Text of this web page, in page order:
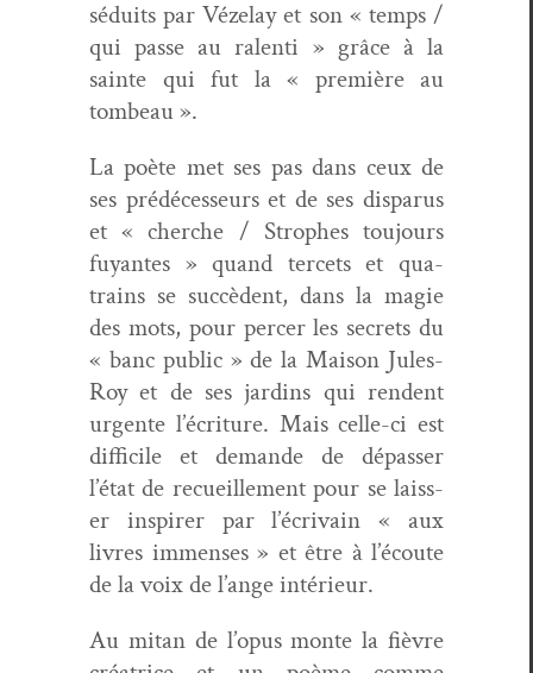
séduits par Véze­lay et son « temps /
qui passe au ralen­ti » grâce à la
sainte qui fut la « pre­mière au
tombeau ».
La poète met ses pas dans ceux de
ses prédécesseurs et de ses dis­parus
et « cherche / Stro­phes tou­jours
fuyantes » quand ter­cets et qua­
trains se suc­cè­dent, dans la magie
des mots, pour percer les secrets du
« banc pub­lic » de la Mai­son Jules-
Roy et de ses jardins qui ren­dent
urgente l’écriture. Mais celle-ci est
dif­fi­cile et demande de dépass­er
l’état de recueille­ment pour se laiss­
er inspir­er par l’écrivain « aux
livres immenses » et être à l’écoute
de la voix de l’ange intérieur.
Au mitan de l’opus monte la fièvre